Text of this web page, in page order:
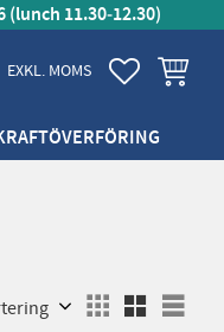
11.30‑12.30)
EXKL. MOMS FAVORITER